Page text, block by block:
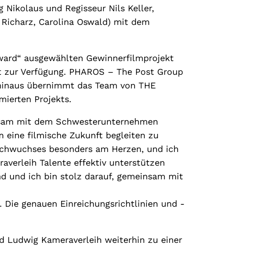
Nikolaus und Regisseur Nils Keller,
Carolina Oswald) mit dem
ausgewählten Gewinnerfilmprojekt
Verfügung. PHAROS – The Post Group
übernimmt das Team von THE
Projekts.
mit dem Schwesterunternehmen
eine filmische Zukunft begleiten zu
besonders am Herzen, und ich
Talente effektiv unterstützen
und ich bin stolz darauf, gemeinsam mit
Die genauen Einreichungsrichtlinien und -
Ludwig Kameraverleih weiterhin zu einer